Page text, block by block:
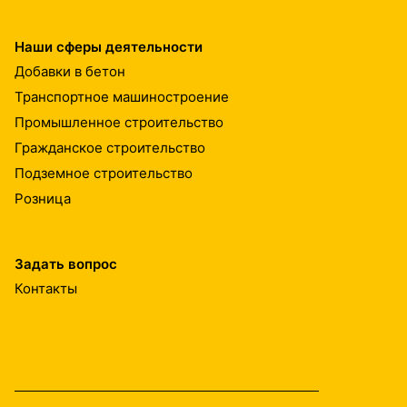
Наши сферы деятельности
Добавки в бетон
Транспортное машиностроение
Промышленное строительство
Гражданское строительство
Подземное строительство
Розница
Задать вопрос
Контакты